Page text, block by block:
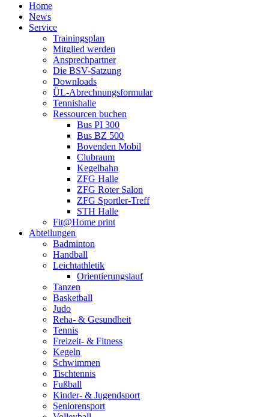
Home
News
Service
Trainingsplan
Mitglied werden
Ansprechpartner
Die BSV-Satzung
Downloads
ÜL-Abrechnungsformular
Tennishalle
Ressourcen buchen
Bus PI 300
Bus BZ 500
Bovenden Mobil
Clubraum
Kegelbahn
ZFG Halle
ZFG Roter Salon
ZFG Sportler-Treff
STH Halle
Fit@Home print
Abteilungen
Badminton
Handball
Leichtathletik
Orientierungslauf
Tanzen
Basketball
Judo
Reha- & Gesundheit
Tennis
Freizeit- & Fitness
Kegeln
Schwimmen
Tischtennis
Fußball
Kinder- & Jugendsport
Seniorensport